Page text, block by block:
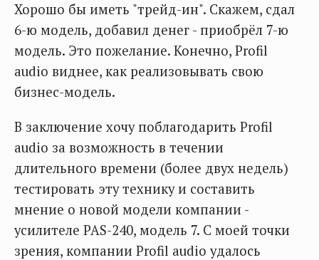
Хорошо бы иметь "трейд-ин". Скажем, сдал
6-ю модель, добавил денег - приобрёл 7-ю
модель. Это пожелание. Конечно, Profil
audio виднее, как реализовывать свою
бизнес-модель.
В заключение хочу поблагодарить Profil
audio за возможность в течении
длительного времени (более двух недель)
тестировать эту технику и составить
мнение о новой модели компании -
усилителе PAS-240, модель 7. С моей точки
зрения, компании Profil audio удалось